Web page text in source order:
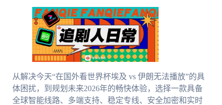
从解决今天“在国外看世界杯埃及 vs 伊朗无法播放”的具
体困扰，到规划未来2026年的畅快体验，选择一款具备
全球智能线路、多端支持、稳定专线、安全加密和实时